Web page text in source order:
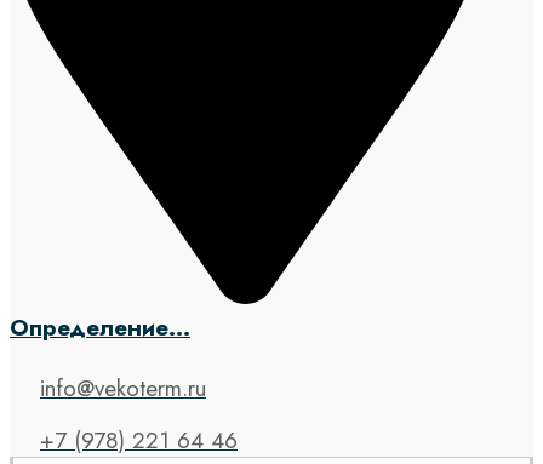
Определение...
info@vekoterm.ru
+7 (978) 221 64 46